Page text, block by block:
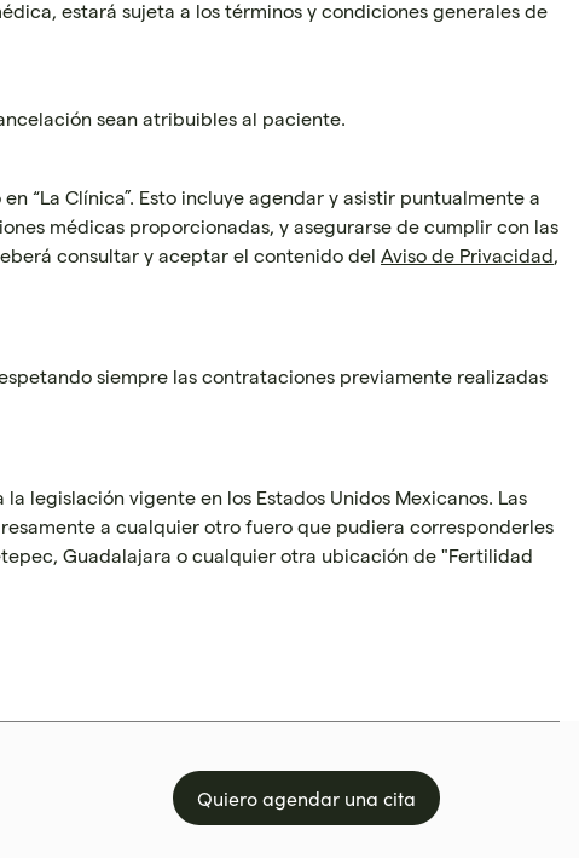
estará sujeta a los términos y condiciones generales de
sean atribuibles al paciente.
“La Clínica”. Esto incluye agendar y asistir puntualmente a
médicas proporcionadas, y asegurarse de cumplir con las
consultar y aceptar el contenido del Aviso de Privacidad,
siempre las contrataciones previamente realizadas
legislación vigente en los Estados Unidos Mexicanos. Las
a cualquier otro fuero que pudiera corresponderles
Guadalajara o cualquier otra ubicación de "Fertilidad
Quiero agendar una cita